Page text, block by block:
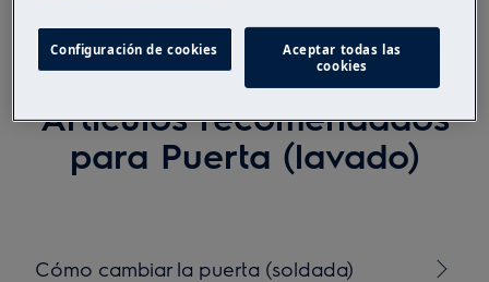
Artículos recomendados
para Puerta (lavado)
Cómo cambiar la puerta (soldada)
Configuración de cookies
Aceptar todas las
cookies